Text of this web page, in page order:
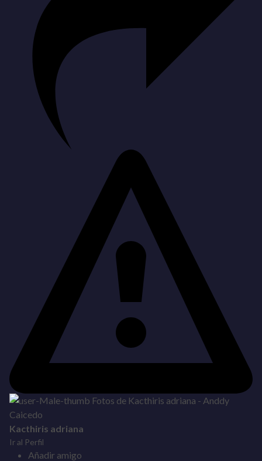
Kacthiris adriana
Ir al Perfil
Añadir amigo